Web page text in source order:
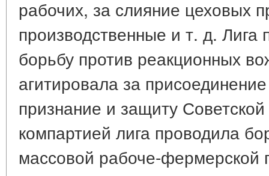
рабочих, за слияние цеховых
производственные и т. д.
борьбу против реакционных
агитировала за
признание и защиту
компартией лига проводила
массовой рабоче-фермерской